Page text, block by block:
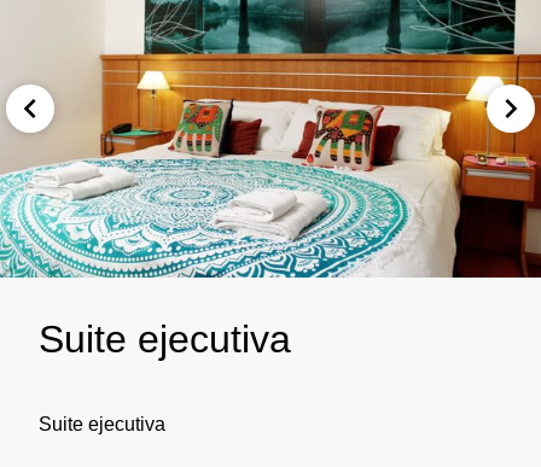
Suite ejecutiva
Suite ejecutiva